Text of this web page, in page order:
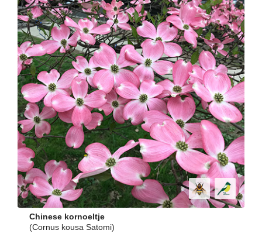
Chinese kornoeltje
(Cornus kousa Satomi)